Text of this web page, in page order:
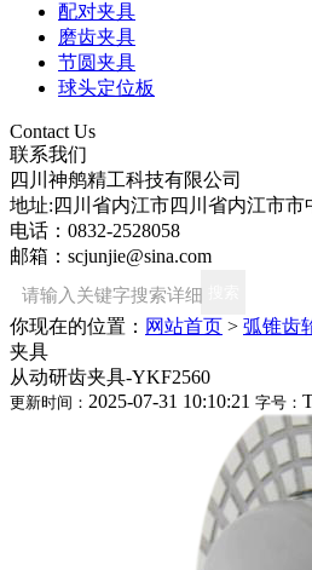
配对夹具
磨齿夹具
节圆夹具
球头定位板
Contact Us
联系我们
四川神鸼精工科技有限公司
地址:四川省内江市四川省内江市
电话：0832-2528058
邮箱：scjunjie@sina.com
你现在的位置： 网站首页 > 弧锥齿
夹具
从动研齿夹具-YKF2560
更新时间： 2025-07-31 10:10:21 字号：